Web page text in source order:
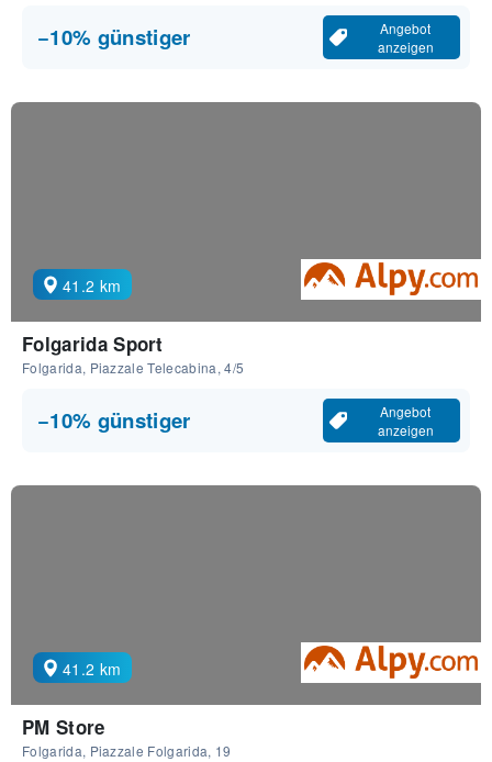
−10% günstiger
Angebot
anzeigen
41.2 km
Folgarida Sport
Folgarida, Piazzale Telecabina, 4/5
−10% günstiger
Angebot
anzeigen
41.2 km
PM Store
Folgarida, Piazzale Folgarida, 19